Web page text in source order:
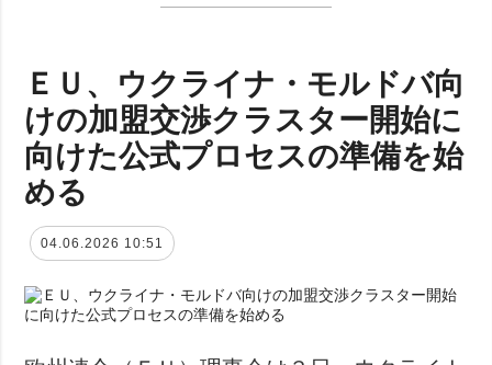
ＥＵ、ウクライナ・モルドバ向
けの加盟交渉クラスター開始に
向けた公式プロセスの準備を始
める
04.06.2026 10:51